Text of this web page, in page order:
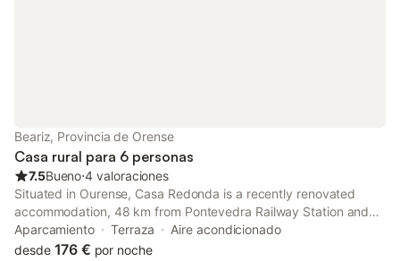
Beariz, Provincia de Orense
Casa rural para 6 personas
7.5Bueno⋅4 valoraciones
Situated in Ourense, Casa Redonda is a recently renovated
accommodation, 48 km from Pontevedra Railway Station and
36 km from Pazo da Touza Golf. The property features garden
views, and is 38 km from Feira Internacional de Galicia.
Aparcamiento Terraza
Aire acondicionado
desde 176 € por noche